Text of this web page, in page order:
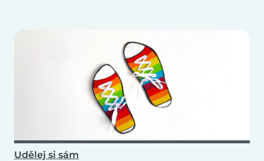
Udělej si sám